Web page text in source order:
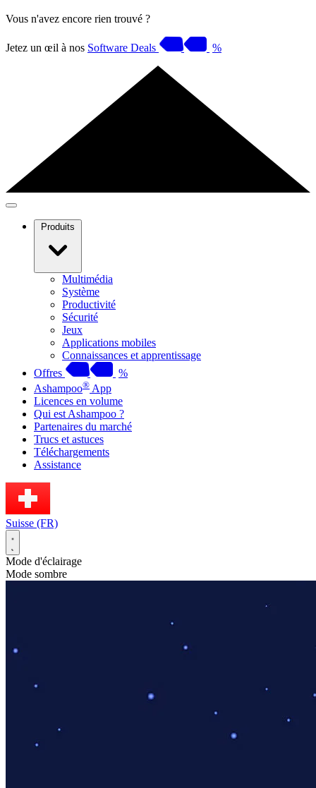
Vous n'avez encore rien trouvé ?
Jetez un œil à nos Software Deals %
Produits
Multimédia
Système
Productivité
Sécurité
Jeux
Applications mobiles
Connaissances et apprentissage
Offres
%
Ashampoo® App
Licences en volume
Qui est Ashampoo ?
Partenaires du marché
Trucs et astuces
Téléchargements
Assistance
Suisse (FR)
Mode d'éclairage
Mode sombre